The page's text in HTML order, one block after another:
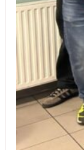
In der Regel
Du suchst einen
erwarten dich
Wir bieten